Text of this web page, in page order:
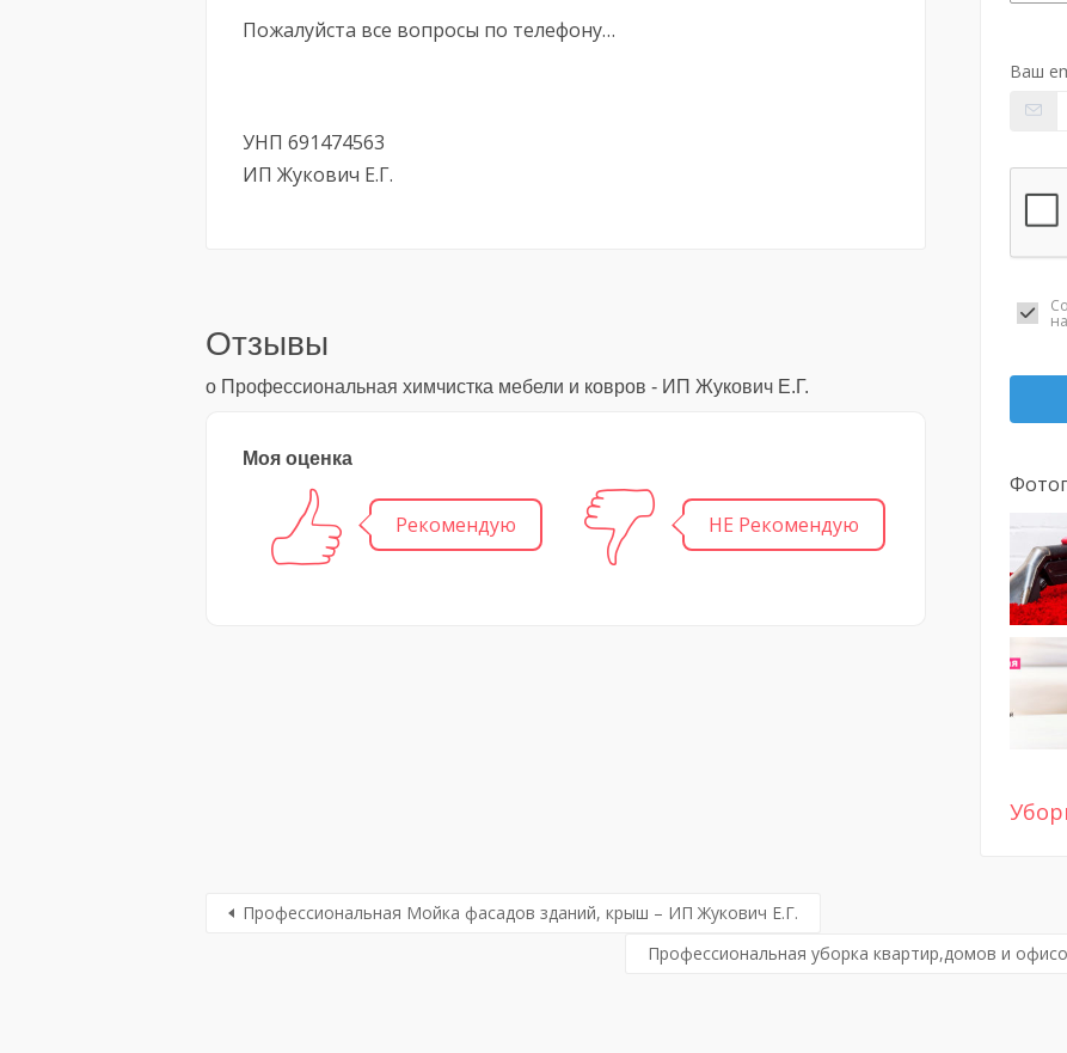
Пожалуйста все вопросы по телефону…
УНП 691474563
ИП Жукович Е.Г.
Отзывы
о Профессиональная химчистка мебели и ковров - ИП Жукович Е.Г.
Моя оценка
Рекомендую НЕ Рекомендую
Ваш
на
Профессиональная Мойка фасадов зданий, крыш – ИП Жукович Е.Г.
Профессиональная уборка квартир,домов и